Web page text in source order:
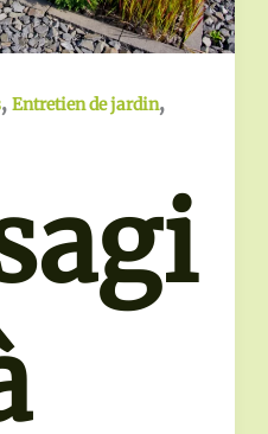
, Entretien de jardin,